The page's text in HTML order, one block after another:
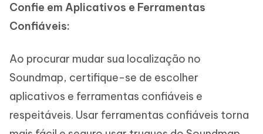
Confie em Aplicativos e Ferramentas
Confiáveis:
Ao procurar mudar sua localização no
Soundmap, certifique-se de escolher
aplicativos e ferramentas confiáveis e
respeitáveis. Usar ferramentas confiáveis torna